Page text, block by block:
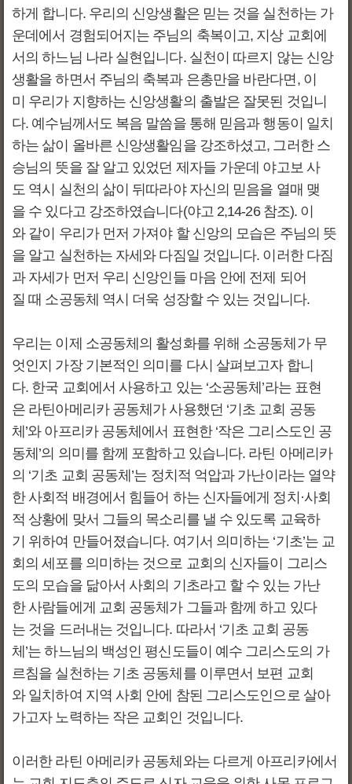
하게 합니다. 우리의 신앙생활은 믿는 것을 실천하는 가
운데에서 경험되어지는 주님의 축복이고, 지상 교회에
서의 하느님 나라 실현입니다. 실천이 따르지 않는 신앙
생활을 하면서 주님의 축복과 은총만을 바란다면, 이
미 우리가 지향하는 신앙생활의 출발은 잘못된 것입니
다. 예수님께서도 복음 말씀을 통해 믿음과 행동이 일치
하는 삶이 올바른 신앙생활임을 강조하셨고, 그러한 스
승님의 뜻을 잘 알고 있었던 제자들 가운데 야고보 사
도 역시 실천의 삶이 뒤따라야 자신의 믿음을 열매 맺
을 수 있다고 강조하였습니다(야고 2,14-26 참조). 이
와 같이 우리가 먼저 가져야 할 신앙의 모습은 주님의 뜻
을 알고 실천하는 자세와 다짐일 것입니다. 이러한 다짐
과 자세가 먼저 우리 신앙인들 마음 안에 전제 되어
질 때 소공동체 역시 더욱 성장할 수 있는 것입니다.
우리는 이제 소공동체의 활성화를 위해 소공동체가 무
엇인지 가장 기본적인 의미를 다시 살펴보고자 합니
다. 한국 교회에서 사용하고 있는 ‘소공동체’라는 표현
은 라틴아메리카 공동체가 사용했던 ‘기초 교회 공동
체’와 아프리카 공동체에서 표현한 ‘작은 그리스도인 공
동체’의 의미를 함께 포함하고 있습니다. 라틴 아메리카
의 ‘기초 교회 공동체’는 정치적 억압과 가난이라는 열약
한 사회적 배경에서 힘들어 하는 신자들에게 정치·사회
적 상황에 맞서 그들의 목소리를 낼 수 있도록 교육하
기 위하여 만들어졌습니다. 여기서 의미하는 ‘기초’는 교
회의 세포를 의미하는 것으로 교회의 신자들이 그리스
도의 모습을 닮아서 사회의 기초라고 할 수 있는 가난
한 사람들에게 교회 공동체가 그들과 함께 하고 있다
는 것을 드러내는 것입니다. 따라서 ‘기초 교회 공동
체’는 하느님의 백성인 평신도들이 예수 그리스도의 가
르침을 실천하는 기초 공동체를 이루면서 보편 교회
와 일치하여 지역 사회 안에 참된 그리스도인으로 살아
가고자 노력하는 작은 교회인 것입니다.
이러한 라틴 아메리카 공동체와는 다르게 아프리카에서